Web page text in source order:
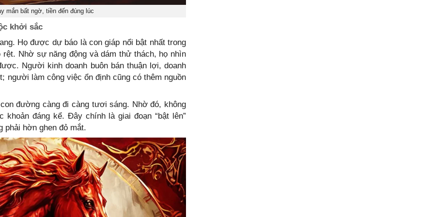
mắn bất ngờ, tiền đến đúng lúc
khởi sắc
Họ được dự báo là con giáp nổi bật nhất trong
Nhờ sự năng động và dám thử thách, họ nhìn
Người kinh doanh buôn bán thuận lợi, doanh
người làm công việc ổn định cũng có thêm nguồn
đường càng đi càng tươi sáng. Nhờ đó, không
đáng kể. Đây chính là giai đoạn “bật lên”
phải hờn ghen đỏ mắt.